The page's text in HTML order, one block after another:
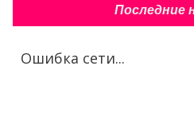
Последние
Ошибка сети...